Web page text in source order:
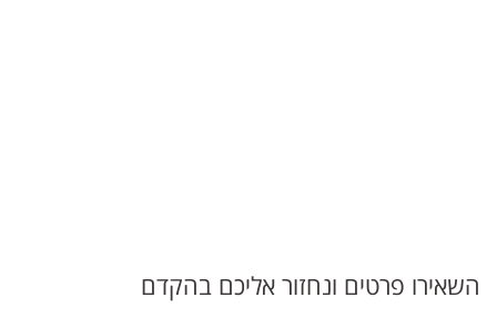
השאירו פרטים ונחזור אליכם בהקדם